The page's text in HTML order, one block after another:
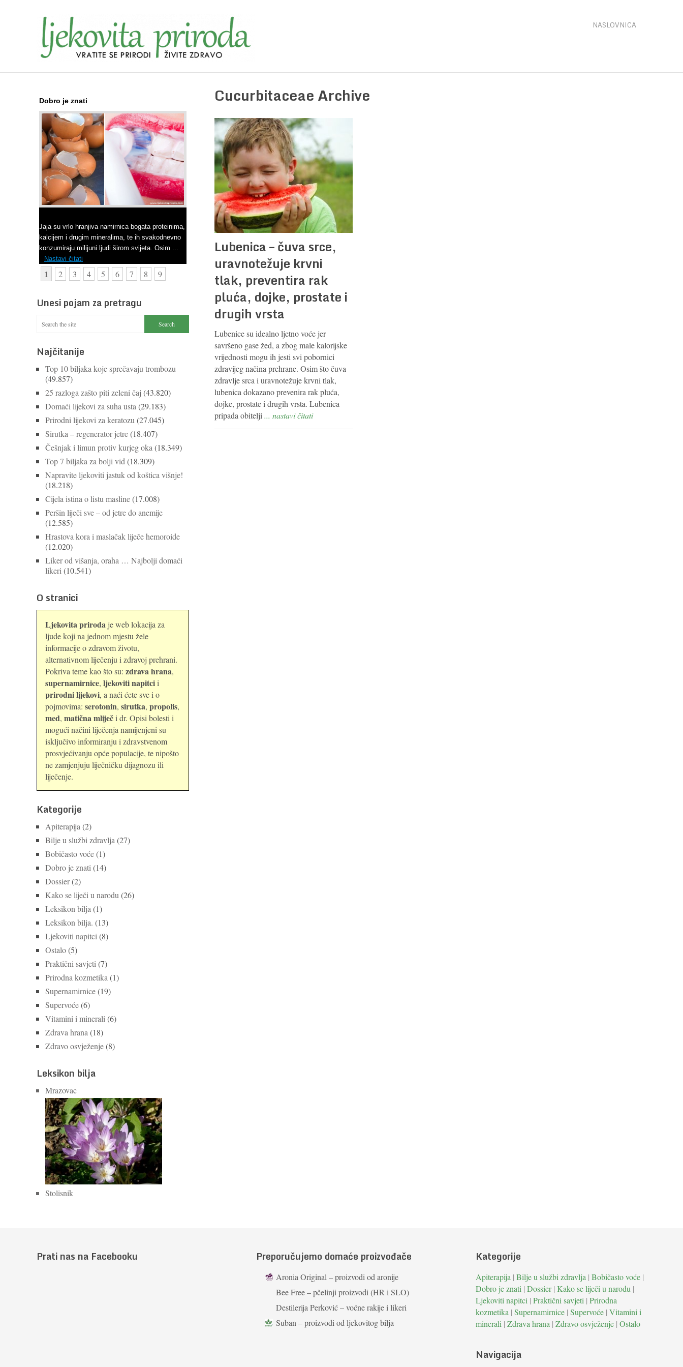
NASLOVNICA
Cucurbitaceae Archive
Lubenica – čuva srce,
uravnotežuje krvni
tlak, preventira rak
pluća, dojke, prostate i
drugih vrsta
Lubenice su idealno ljetno voće jer
savršeno gase žed, a zbog male kalorijske
vrijednosti mogu ih jesti svi pobornici
zdravijeg načina prehrane. Osim što čuva
zdravlje srca i uravnotežuje krvni tlak,
lubenica dokazano prevenira rak pluća,
dojke, prostate i drugih vrsta. Lubenica
pripada obitelji... nastavi čitati
Dobro je znati
Jaja su vrlo hranjiva namirnica bogata proteinima,
kalcijem i drugim mineralima, te ih svakodnevno
konzumiraju milijuni ljudi širom svijeta. Osim ...
Nastavi čitati
1 2 3 4 5 6 7 8 9
Unesi pojam za pretragu
Najčitanije
Top 10 biljaka koje sprečavaju trombozu
(49.857)
25 razloga zašto piti zeleni čaj (43.820)
Domaći lijekovi za suha usta (29.183)
Prirodni lijekovi za keratozu (27.045)
Sirutka – regenerator jetre(18.407)
Češnjak i limun protiv kurjeg oka (18.349)
Top 7 biljaka za bolji vid (18.309)
Napravite ljekoviti jastuk od koštica višnje!
(18.218)
Cijela istina o listu masline(17.008)
Peršin liječi sve – od jetre do anemije
(12.585)
Hrastova kora i maslačak liječe hemoroide
(12.020)
Liker od višanja, oraha … Najbolji domaći
likeri (10.541)
O stranici
Ljekovita priroda je web lokacija za
ljude koji na jednom mjestu žele
informacije o zdravom životu,
alternativnom liječenju i zdravoj prehrani.
Pokriva teme kao što su: zdrava hrana,
supernamirnice, ljekoviti napitcii
prirodni lijekovi, a naći ćete sve i o
pojmovima: serotonin, sirutka, propolis,
med, matična mliječi dr. Opisi bolesti i
mogući načini liječenja namijenjeni su
isključivo informiranju i zdravstvenom
prosvjećivanju opće populacije, te nipošto
ne zamjenjuju liječničku dijagnozu ili
liječenje.
Kategorije
Apiterapija (2)
Bilje u službi zdravlja (27)
Bobičasto voće(1)
Dobro je znati (14)
Dossier(2)
Kako se liječi u narodu (26)
Leksikon bilja (1)
Leksikon bilja. (13)
Ljekoviti napitci (8)
Ostalo(5)
Praktični savjeti (7)
Prirodna kozmetika (1)
Supernamirnice(19)
Supervoće(6)
Vitamini i minerali (6)
Zdrava hrana (18)
Zdravo osvježenje(8)
Leksikon bilja
Mrazovac
Stolisnik
Prati nas na Facebooku Preporučujemo domaće proizvođače
Aronia Original – proizvodi od aronije
Bee Free – pčelinji proizvodi (HR i SLO)
Destilerija Perković – voćne rakije i likeri
Suban – proizvodi od ljekovitog bilja
Kategorije
Apiterapija | Bilje u službi zdravlja | Bobičasto voće |
Dobro je znati | Dossier| Kako se liječi u narodu |
Ljekoviti napitci | Praktični savjeti | Prirodna
kozmetika | Supernamirnice | Supervoće | Vitamini i
minerali | Zdrava hrana | Zdravo osvježenje | Ostalo
Navigacija